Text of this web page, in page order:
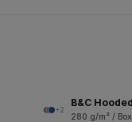
+2
B&C
280 g/m² /